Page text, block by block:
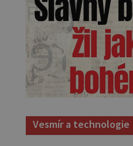
Vesmír a technologie